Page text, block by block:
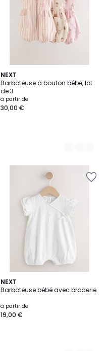
NEXT
Barboteuse à bouton bébé, lot
de 3
à partir de
30,00 €
5
Couleurs
NEXT
Barboteuse bébé avec broderie
à partir de
19,00 €
2
Couleurs